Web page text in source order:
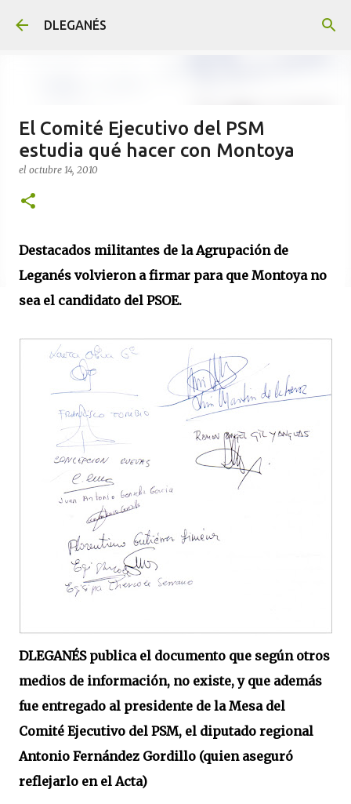
DLEGANÉS
El Comité Ejecutivo del PSM
estudia qué hacer con Montoya
el octubre 14, 2010
Destacados militantes de la Agrupación de
Leganés volvieron a firmar para que Montoya no
sea el candidato del PSOE.
DLEGANÉS publica el documento que según otros
medios de información, no existe, y que además
fue entregado al presidente de la Mesa del
Comité Ejecutivo del PSM, el diputado regional
Antonio Fernández Gordillo (quien aseguró
reflejarlo en el Acta)